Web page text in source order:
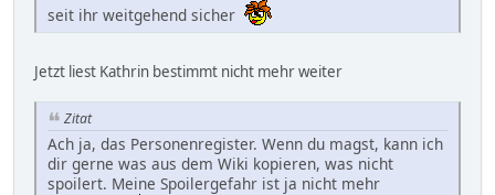
seit ihr weitgehend sicher
Jetzt liest Kathrin bestimmt nicht mehr weiter
Zitat
Ach ja, das Personenregister. Wenn du magst, kann ich
dir gerne was aus dem Wiki kopieren, was nicht
spoilert. Meine Spoilergefahr ist ja nicht mehr